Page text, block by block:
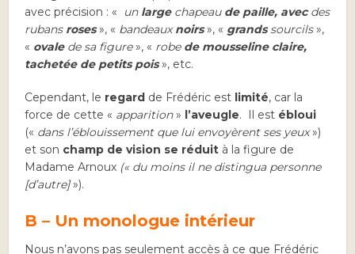
avec précision : « un largechapeau de paille, avecdes
rubans roses », « bandeauxnoirs», « grandssourcils»,
« ovalede sa figure», « robe de mousseline claire,
tachetée de petits pois», etc.
Cependant, le regard de Frédéric est limité, car la
force de cette « apparition» l’aveugle. Il est ébloui
(« dans l’éblouissement que lui envoyèrent ses yeux»)
et son champ de vision se réduit à la figure de
Madame Arnoux (« du moins il ne distingua personne
[d’autre]»).
B – Un monologue intérieur
Nous n’avons pas seulement accès à ce que Frédéric